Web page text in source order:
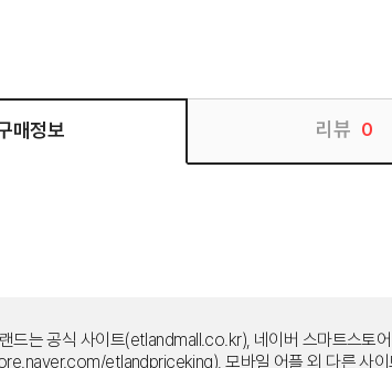
매정보 리뷰 0
드는 공식 사이트(etlandmall.co.kr), 네이버 스마트스토어
etlandpriceking), 모바일 어플 외 다른 사이